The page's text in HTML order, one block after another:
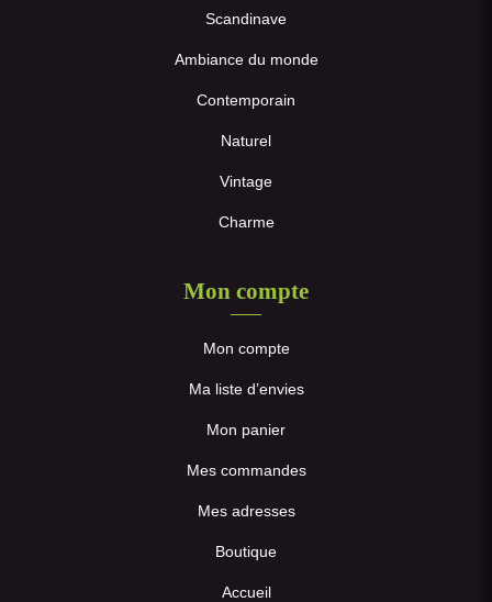
Scandinave
Ambiance du monde
Contemporain
Naturel
Vintage
Charme
Mon compte
Mon compte
Ma liste d’envies
Mon panier
Mes commandes
Mes adresses
Boutique
Accueil